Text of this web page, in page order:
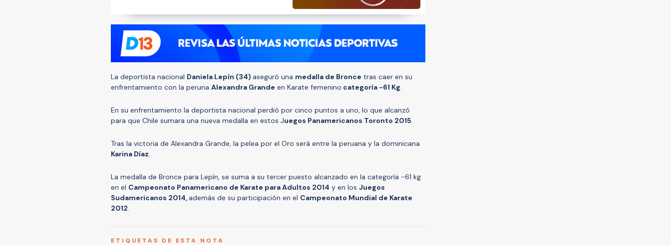
La deportista nacional Daniela Lepín (34) aseguró una medalla de Bronce tras caer en su
enfrentamiento con la peruna Alexandra Grande en Karate femenino categoría -61 Kg.
En su enfrentamiento la deportista nacional perdió por cinco puntos a uno, lo que alcanzó
para que Chile sumara una nueva medalla en estos Juegos Panamericanos Toronto 2015.
Tras la victoria de Alexandra Grande, la pelea por el Oro será entre la peruana y la dominicana
Karina Díaz.
La medalla de Bronce para Lepín, se suma a su tercer puesto alcanzado en la categoría -61 kg
en el Campeonato Panamericano de Karate para Adultos 2014 y en los Juegos
Sudamericanos 2014, además de su participación en el Campeonato Mundial de Karate
2012.
ETIQUETAS DE ESTA NOTA